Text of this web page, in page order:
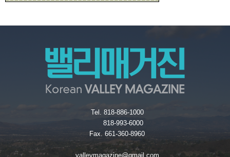
Tel. 818-886-1000
818-993-6000
Fax. 661-360-8960
valleymagazine@gmail.com